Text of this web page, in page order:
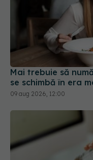
Mai trebuie să
se schimbă în era